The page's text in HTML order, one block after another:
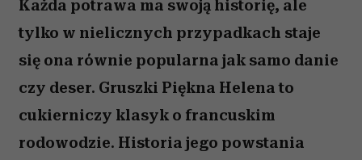
Każda potrawa ma swoją historię, ale
tylko w nielicznych przypadkach staje
się ona równie popularna jak samo danie
czy deser. Gruszki Piękna Helena to
cukierniczy klasyk o francuskim
rodowodzie. Historia jego powstania